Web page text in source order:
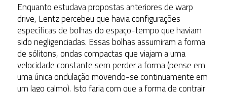
Enquanto estudava propostas anteriores de warp
drive, Lentz percebeu que havia configurações
específicas de bolhas do espaço-tempo que haviam
sido negligenciadas. Essas bolhas assumiram a forma
de sólitons, ondas compactas que viajam a uma
velocidade constante sem perder a forma (pense em
uma única ondulação movendo-se continuamente em
um lago calmo). Isto faria com que a forma de contrair